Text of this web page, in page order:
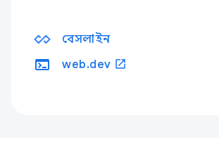
বেসলাইন
terminal web.dev open_in_new